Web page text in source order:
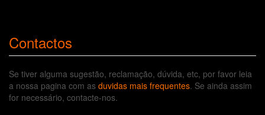
Contactos
Se tiver alguma sugestão, reclamação, dúvida, etc, por favor leia
a nossa pagina com as duvidas mais frequentes. Se ainda assim
for necessário, contacte-nos.